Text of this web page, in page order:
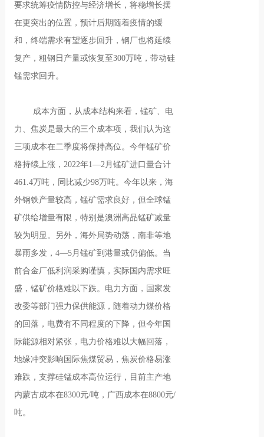
要求统筹疫情防控与经济增长，将稳增长摆
在更突出的位置，预计后期随着疫情的缓
和，终端需求有望逐步回升，钢厂也将延续
复产，粗钢日产量或恢复至300万吨，带动硅
锰需求回升。
成本方面，从成本结构来看，锰矿、电
力、焦炭是最大的三个成本项，我们认为这
三项成本在二季度将保持高位。今年锰矿价
格持续上涨，2022年1—2月锰矿进口量合计
461.4万吨，同比减少98万吨。今年以来，海
外钢铁产量较高，锰矿需求良好，但全球锰
矿供给增量有限，特别是澳洲高品锰矿减量
较为明显。另外，海外局势动荡，南非等地
暴雨多发，4—5月锰矿到港量或仍偏低。当
前合金厂低利润采购谨慎，实际国内需求旺
盛，锰矿价格难以下跌。电力方面，国家发
改委等部门强力保供能源，随着动力煤价格
的回落，电费有不同程度的下降，但今年国
际能源相对紧张，电力价格难以大幅回落，
地缘冲突影响国际焦煤贸易，焦炭价格易涨
难跌，支撑硅锰成本高位运行，目前主产地
内蒙古成本在8300元/吨，广西成本在8800元/
吨。